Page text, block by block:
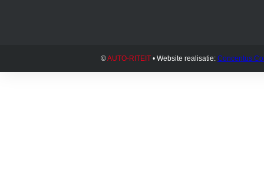
©AUTO-RITEIT • Website realisatie: Concentus